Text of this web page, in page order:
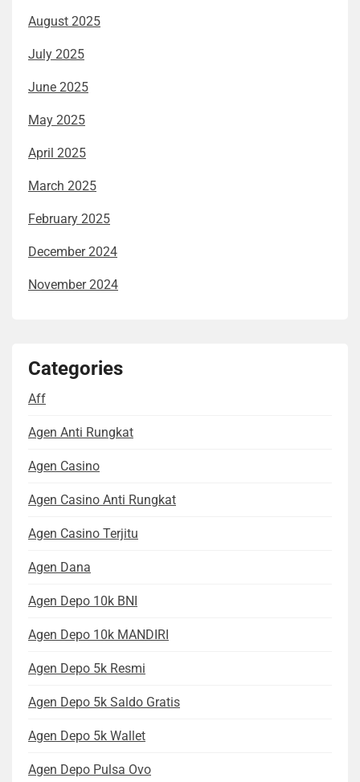
August 2025
July 2025
June 2025
May 2025
April 2025
March 2025
February 2025
December 2024
November 2024
Categories
Aff
Agen Anti Rungkat
Agen Casino
Agen Casino Anti Rungkat
Agen Casino Terjitu
Agen Dana
Agen Depo 10k BNI
Agen Depo 10k MANDIRI
Agen Depo 5k Resmi
Agen Depo 5k Saldo Gratis
Agen Depo 5k Wallet
Agen Depo Pulsa Ovo